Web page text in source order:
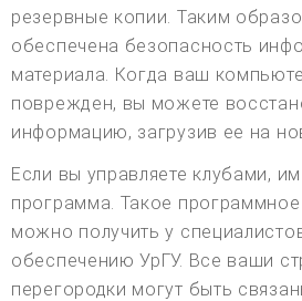
резервные копии. Таким
обеспечена безопасность
материала. Когда ваш
поврежден, вы можете
информацию, загрузив ее на
Если вы управляете клубами,
программа. Такое
можно получить у
обеспечению УрГУ. Все ваши
перегородки могут быть